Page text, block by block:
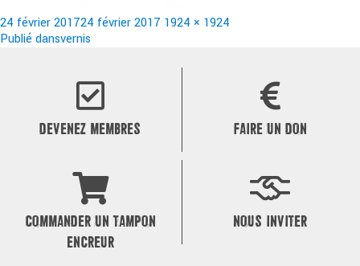
Publié
le
24 février 201724 février 2017 Taille
1924 × 1924
Navigation
Publié dansvernis
DEVENEZ MEMBRES FAIRE UN DON
COMMANDER UN TAMPON
ENCREUR
NOUS INVITER